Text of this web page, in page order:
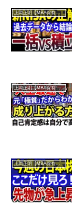
上岡正明【MBA保有の脳科学者】
上岡正明【MBA保有の脳科学者】
上岡正明【MBA保有の脳科学者】